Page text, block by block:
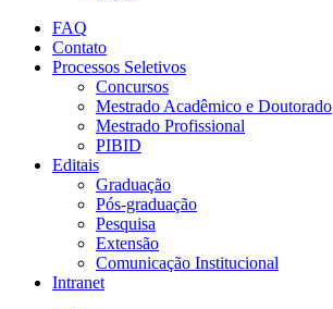
FAQ
Contato
Processos Seletivos
Concursos
Mestrado Acadêmico e Doutorado
Mestrado Profissional
PIBID
Editais
Graduação
Pós-graduação
Pesquisa
Extensão
Comunicação Institucional
Intranet